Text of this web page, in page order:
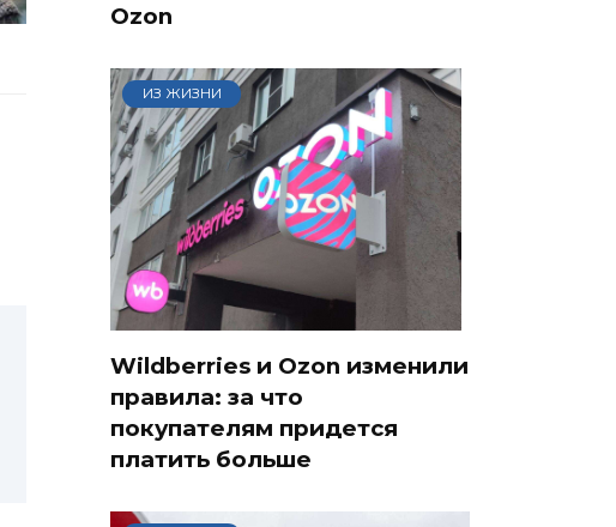
Ozon
ИЗ ЖИЗНИ
Wildberries и Ozon изменили
правила: за что
покупателям придется
платить больше